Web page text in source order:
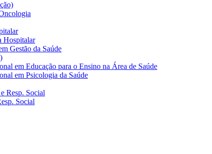
Hospitalar
Gestão da Saúde
em Educação para o Ensino na Área de Saúde
em Psicologia da Saúde
Resp. Social
Social